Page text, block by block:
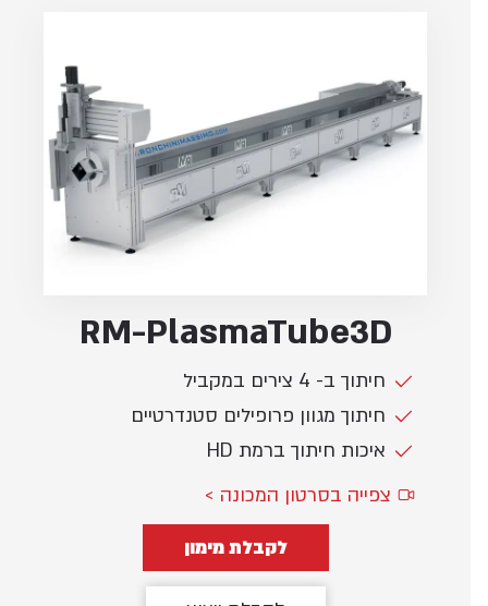
RM-PlasmaTube3D
חיתוך ב- 4 צירים במקביל
חיתוך מגוון פרופילים סטנדרטיים
איכות חיתוך ברמת HD
צפייה בסרטון המכונה >
לקבלת מימון